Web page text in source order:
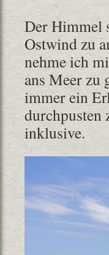
Der Himmel
Ostwind zu
nehme ich
ans Meer zu
immer ein
durchpusten
inklusive.